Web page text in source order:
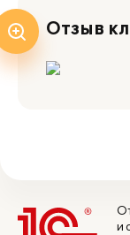
Отзыв
и